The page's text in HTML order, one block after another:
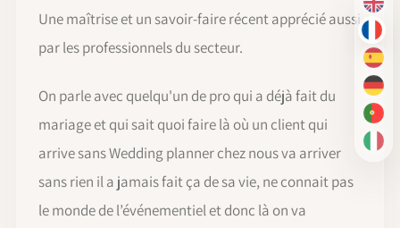
EN
FR
ES
DE
PT-
IT
Une maîtrise et un savoir-faire récent apprécié aussi
par les professionnels du secteur.
On parle avec quelqu'un de pro qui a déjà fait du
mariage et qui sait quoi faire là où un client qui
arrive sans Wedding planner chez nous va arriver
sans rien il a jamais fait ça de sa vie, ne connait pas
le monde de l’événementiel et donc là on va